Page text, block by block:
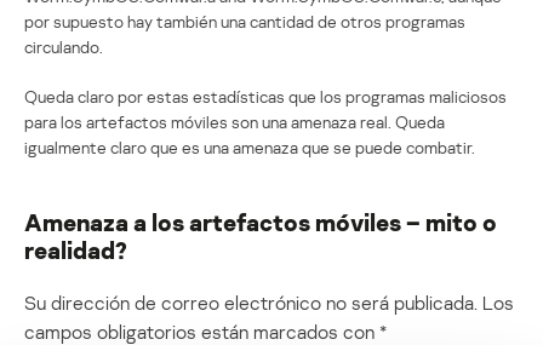
por supuesto hay también una cantidad de otros programas
circulando.
Queda claro por estas estadísticas que los programas maliciosos
para los artefactos móviles son una amenaza real. Queda
igualmente claro que es una amenaza que se puede combatir.
Amenaza a los artefactos móviles – mito o
realidad?
Su dirección de correo electrónico no será publicada. Los
campos obligatorios están marcados con *